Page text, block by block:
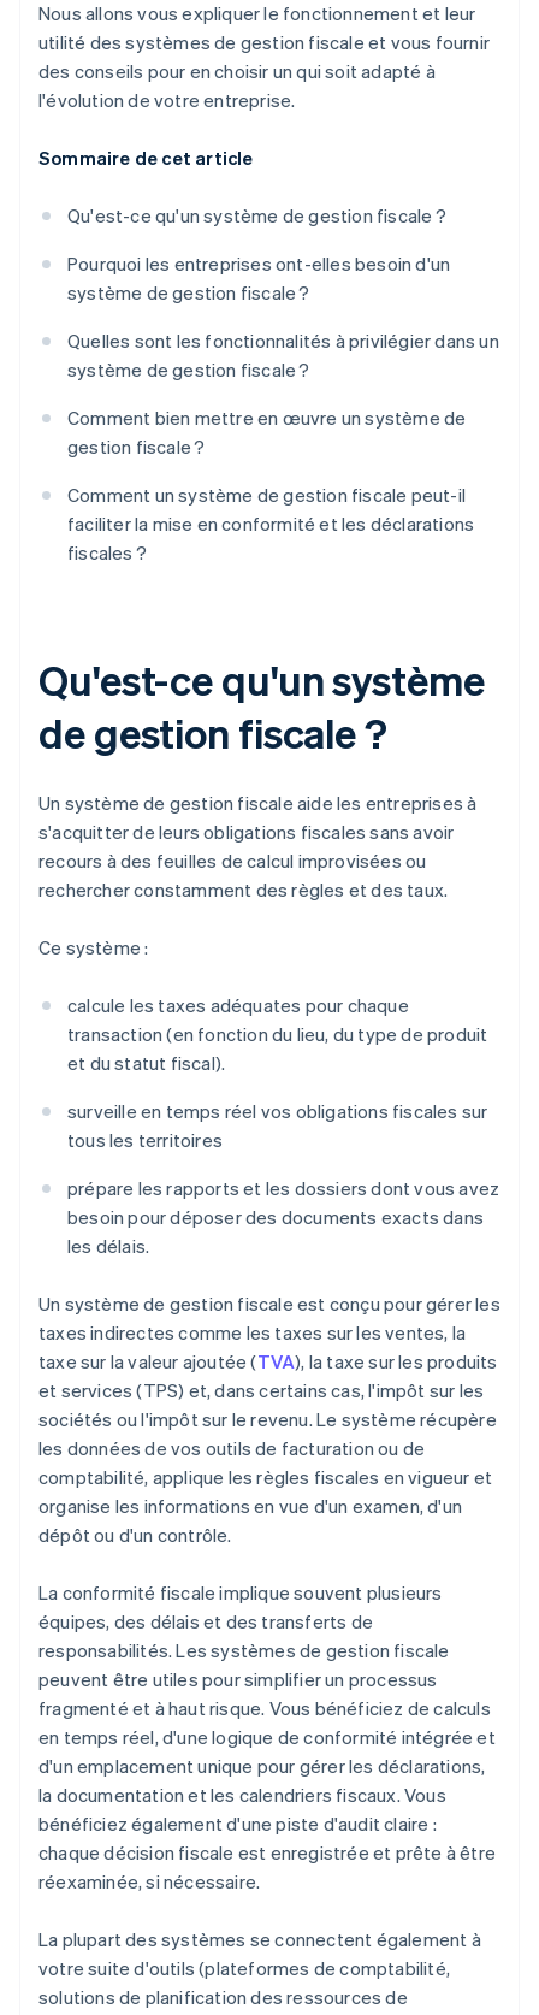
Nous allons vous expliquer le fonctionnement et leur
utilité des systèmes de gestion fiscale et vous fournir
des conseils pour en choisir un qui soit adapté à
l'évolution de votre entreprise.
Sommaire de cet article
Qu'est-ce qu'un système de gestion fiscale ?
Pourquoi les entreprises ont-elles besoin d'un
système de gestion fiscale ?
Quelles sont les fonctionnalités à privilégier dans un
système de gestion fiscale ?
Comment bien mettre en œuvre un système de
gestion fiscale ?
Comment un système de gestion fiscale peut-il
faciliter la mise en conformité et les déclarations
fiscales ?
Qu'est-ce qu'un système
de gestion fiscale ?
Un système de gestion fiscale aide les entreprises à
s'acquitter de leurs obligations fiscales sans avoir
recours à des feuilles de calcul improvisées ou
rechercher constamment des règles et des taux.
Ce système :
calcule les taxes adéquates pour chaque
transaction (en fonction du lieu, du type de produit
et du statut fiscal).
surveille en temps réel vos obligations fiscales sur
tous les territoires
prépare les rapports et les dossiers dont vous avez
besoin pour déposer des documents exacts dans
les délais.
Un système de gestion fiscale est conçu pour gérer les
taxes indirectes comme les taxes sur les ventes, la
taxe sur la valeur ajoutée (TVA), la taxe sur les produits
et services (TPS) et, dans certains cas, l'impôt sur les
sociétés ou l'impôt sur le revenu. Le système récupère
les données de vos outils de facturation ou de
comptabilité, applique les règles fiscales en vigueur et
organise les informations en vue d'un examen, d'un
dépôt ou d'un contrôle.
La conformité fiscale implique souvent plusieurs
équipes, des délais et des transferts de
responsabilités. Les systèmes de gestion fiscale
peuvent être utiles pour simplifier un processus
fragmenté et à haut risque. Vous bénéficiez de calculs
en temps réel, d'une logique de conformité intégrée et
d'un emplacement unique pour gérer les déclarations,
la documentation et les calendriers fiscaux. Vous
bénéficiez également d'une piste d'audit claire :
chaque décision fiscale est enregistrée et prête à être
réexaminée, si nécessaire.
La plupart des systèmes se connectent également à
votre suite d'outils (plateformes de comptabilité,
solutions de planification des ressources de